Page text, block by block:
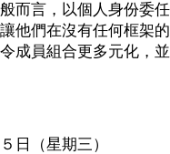
而言，以個人身份委
他們在沒有任何框架
成員組合更多元化，
日（星期三）